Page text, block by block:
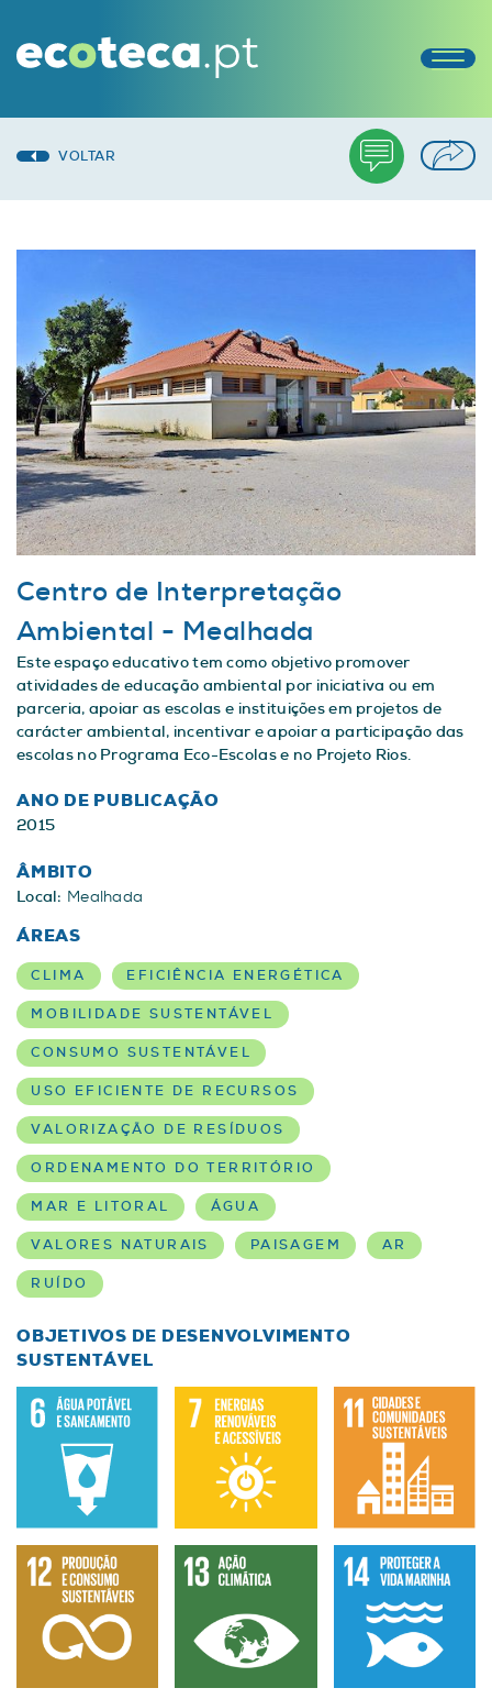
VOLTAR
Centro de Interpretação
Ambiental - Mealhada
Este espaço educativo tem como objetivo promover
atividades de educação ambiental por iniciativa ou em
parceria, apoiar as escolas e instituições em projetos de
carácter ambiental, incentivar e apoiar a participação das
escolas no Programa Eco-Escolas e no Projeto Rios.
ANO DE PUBLICAÇÃO
2015
ÂMBITO
Local: Mealhada
ÁREAS
CLIMA EFICIÊNCIA ENERGÉTICA
MOBILIDADE SUSTENTÁVEL
CONSUMO SUSTENTÁVEL
USO EFICIENTE DE RECURSOS
VALORIZAÇÃO DE RESÍDUOS
ORDENAMENTO DO TERRITÓRIO
MAR E LITORAL ÁGUA
VALORES NATURAIS PAISAGEM AR
RUÍDO
OBJETIVOS DE DESENVOLVIMENTO
SUSTENTÁVEL